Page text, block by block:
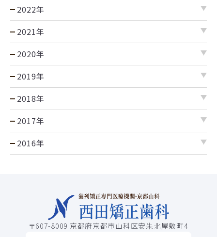
2022年
2021年
2020年
2019年
2018年
2017年
2016年
〒607-8009 京都府京都市山科区安朱北屋敷町4